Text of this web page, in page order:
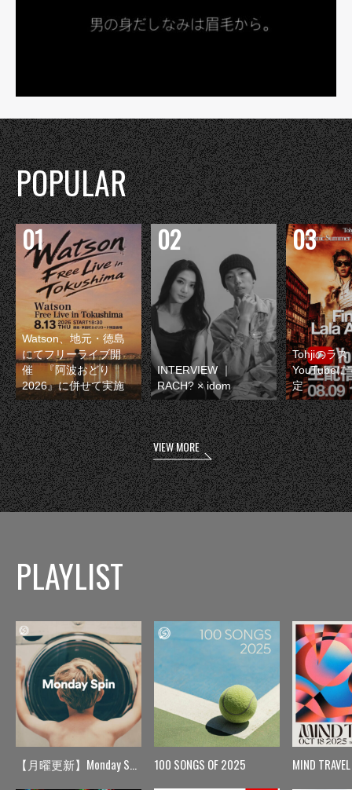
POPULAR
Watson、地元・徳島
にてフリーライブ開
催 『阿波おどり
2026』に併せて実施
INTERVIEW ｜
RACH? × idom
Tohjiのラス
YouTubeに
定
VIEW MORE
PLAYLIST
【月曜更新】Monday Spin 100 SONGS OF 2025 MIND TRAVEL